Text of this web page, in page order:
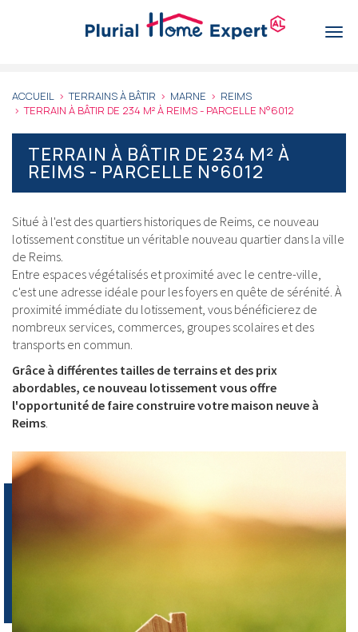
ACCUEIL TERRAINS À BÂTIR MARNE
REIMS
TERRAIN À BÂTIR DE 234 M² À REIMS - PARCELLE N°6012
TERRAIN À BÂTIR DE 234 M² À
REIMS - PARCELLE N°6012
Situé à l'est des quartiers historiques de Reims, ce nouveau
lotissement constitue un véritable nouveau quartier dans la ville
de Reims.
Entre espaces végétalisés et proximité avec le centre-ville,
c'est une adresse idéale pour les foyers en quête de sérénité. À
proximité immédiate du lotissement, vous bénéficierez de
nombreux services, commerces, groupes scolaires et des
transports en commun.
Grâce à différentes tailles de terrains et des prix
abordables, ce nouveau lotissement vous offre
l'opportunité de faire construire votre maison neuve à
Reims.